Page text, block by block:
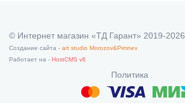
© Интернет магазин «ТД Гарант» 2019-2026
Создание сайта - art studio Morozov&Pimnev
Работает на - HostCMS v6
Политика